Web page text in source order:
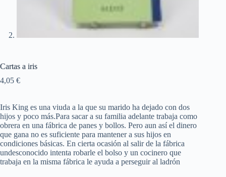
Cartas a iris
4,05 €
Iris King es una viuda a la que su marido ha dejado con dos
hijos y poco más.Para sacar a su familia adelante trabaja como
obrera en una fábrica de panes y bollos. Pero aun así el dinero
que gana no es suficiente para mantener a sus hijos en
condiciones básicas. En cierta ocasión al salir de la fábrica
undesconocido intenta robarle el bolso y un cocinero que
trabaja en la misma fábrica le ayuda a perseguir al ladrón